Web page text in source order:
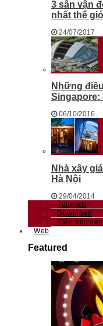
3 sân vận
nhất thế
24/07/2017
Những
Singapore:
06/10/2016
Nhà xây
Hà Nội
29/04/2014
Tutorials
Download
Kiến trúc đẹp
Web
Featured